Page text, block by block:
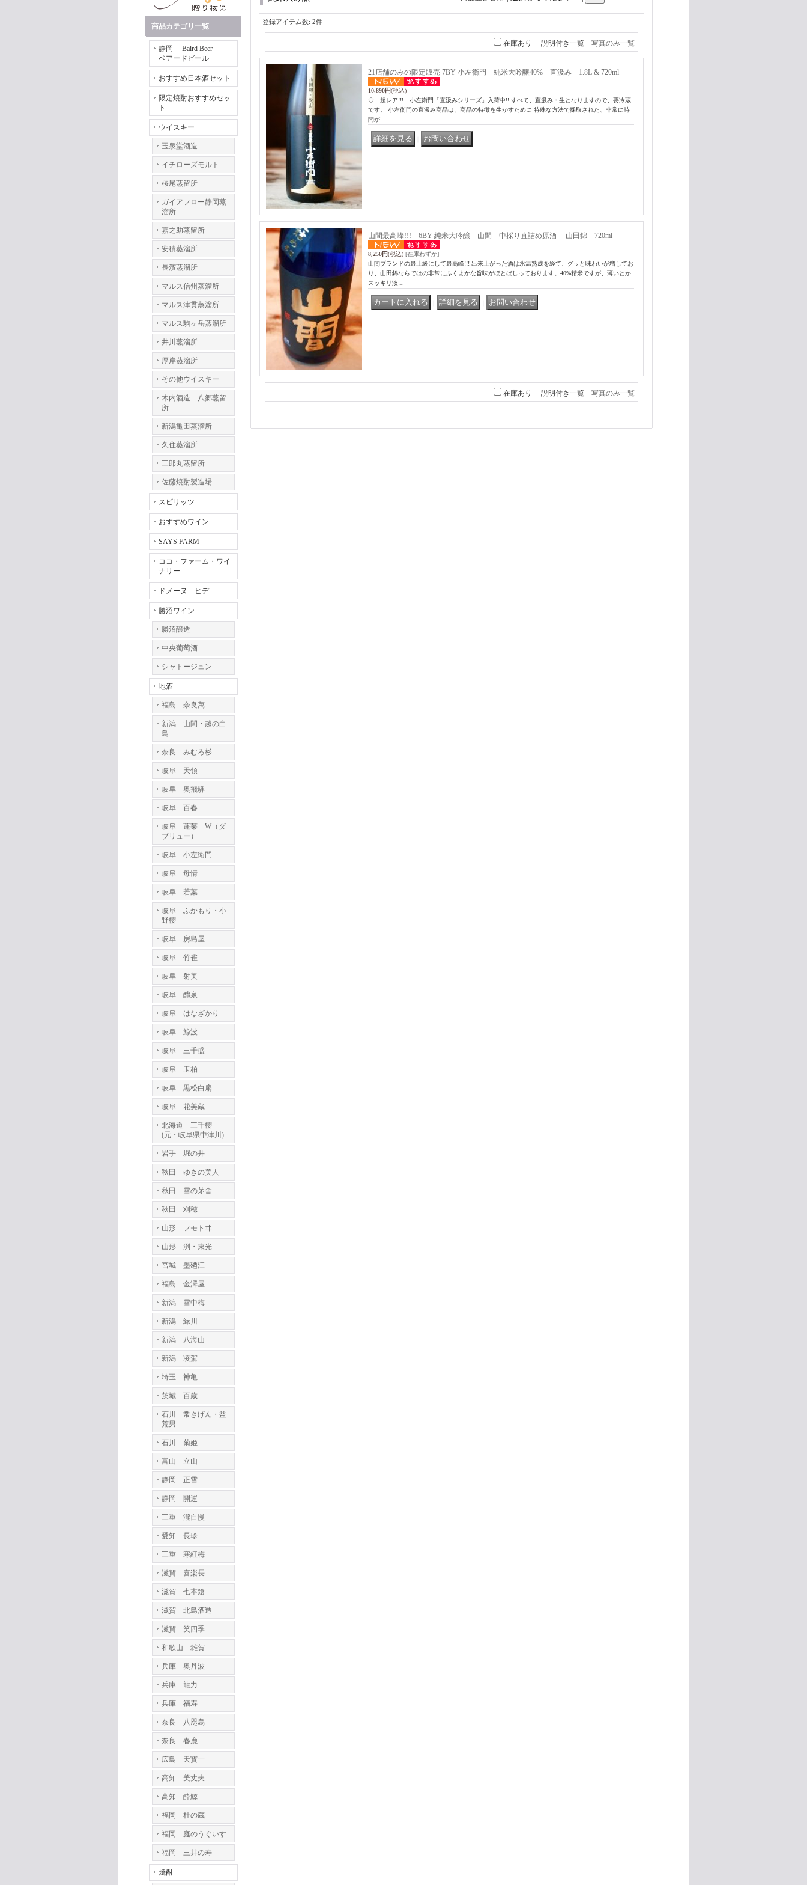
商品カテゴリ一覧
静岡 Baird Beer
ベアードビール
おすすめ日本酒セット
限定焼酎おすすめセッ
ト
ウイスキー
玉泉堂酒造
イチローズモルト
桜尾蒸留所
ガイアフロー静岡蒸
溜所
嘉之助蒸留所
安積蒸溜所
長濱蒸溜所
マルス信州蒸溜所
マルス津貫蒸溜所
マルス駒ヶ岳蒸溜所
井川蒸溜所
厚岸蒸溜所
その他ウイスキー
木内酒造 八郷蒸留
所
新潟亀田蒸溜所
久住蒸溜所
三郎丸蒸留所
佐藤焼酎製造場
スピリッツ
おすすめワイン
SAYS FARM
ココ・ファーム・ワイ
ナリー
ドメーヌ ヒデ
勝沼ワイン
勝沼醸造
中央葡萄酒
シャトージュン
地酒
福島 奈良萬
新潟 山間・越の白
鳥
奈良 みむろ杉
岐阜 天領
岐阜 奥飛騨
岐阜 百春
岐阜 蓬莱 W（ダ
ブリュー）
岐阜 小左衛門
岐阜 母情
岐阜 若葉
岐阜 ふかもり・小
野櫻
岐阜 房島屋
岐阜 竹雀
岐阜 射美
岐阜 醴泉
岐阜 はなざかり
岐阜 鯨波
岐阜 三千盛
岐阜 玉柏
岐阜 黒松白扇
岐阜 花美蔵
北海道 三千櫻
(元・岐阜県中津川)
岩手 堀の井
秋田 ゆきの美人
秋田 雪の茅舎
秋田 刈穂
山形 フモトヰ
山形 洌・東光
宮城 墨廼江
福島 金澤屋
新潟 雪中梅
新潟 緑川
新潟 八海山
新潟 凌駕
埼玉 神亀
茨城 百歳
石川 常きげん・益
荒男
石川 菊姫
富山 立山
静岡 正雪
静岡 開運
三重 瀧自慢
愛知 長珍
三重 寒紅梅
滋賀 喜楽長
滋賀 七本鎗
滋賀 北島酒造
滋賀 笑四季
和歌山 雑賀
兵庫 奥丹波
兵庫 龍力
兵庫 福寿
奈良 八咫烏
奈良 春鹿
広島 天寳一
高知 美丈夫
高知 酔鯨
福岡 杜の蔵
福岡 庭のうぐいす
福岡 三井の寿
焼酎
登録アイテム数: 2件
在庫あり 説明付き一覧 写真のみ一覧
21店舗のみの限定販売 7BY 小左衛門 純米大吟醸40% 直汲み 1.8L & 720ml
10,890円(税込)
◇ 超レア!!! 小左衛門「直汲みシリーズ」入荷中!! すべて、直汲み・生となりますので、要冷蔵
です。 小左衛門の直汲み商品は、商品の特徴を生かすために 特殊な方法で採取された、非常に時
間が…
山間最高峰!!! 6BY 純米大吟醸 山間 中採り直詰め原酒 山田錦 720ml
8,250円(税込) [在庫わずか]
山間ブランドの最上級にして最高峰!!! 出来上がった酒は氷温熟成を経て、グッと味わいが増してお
り、山田錦ならではの非常にふくよかな旨味がほとばしっております。40%精米ですが、薄いとか
スッキリ淡…
在庫あり 説明付き一覧 写真のみ一覧